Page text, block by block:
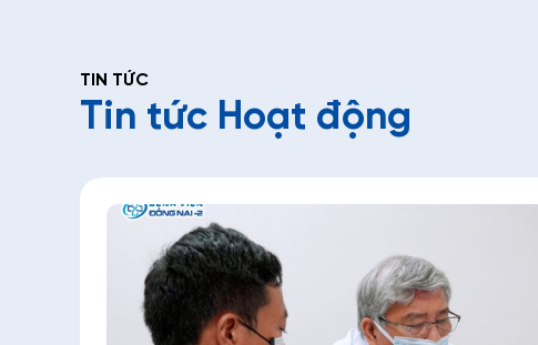
TIN TỨC
Tin tức Hoạt động